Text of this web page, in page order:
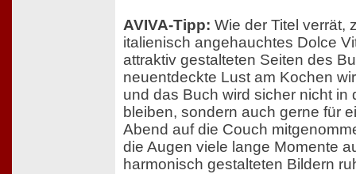
AVIVA-Tipp: Wie der Titel verrät,
italienisch angehauchtes Dolce
attraktiv gestalteten Seiten des
neuentdeckte Lust am Kochen
und das Buch wird sicher nicht in
bleiben, sondern auch gerne für
Abend auf die Couch
die Augen viele lange Momente
harmonisch gestalteten Bildern